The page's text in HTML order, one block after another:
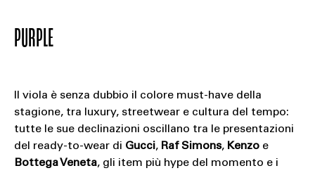
PURPLE
Il viola è senza dubbio il colore must-have della
stagione, tra luxury, streetwear e cultura del tempo:
tutte le sue declinazioni oscillano tra le presentazioni
del ready-to-wear di Gucci, Raf Simons, Kenzoe
Bottega Veneta, gli item più hype del momento e i